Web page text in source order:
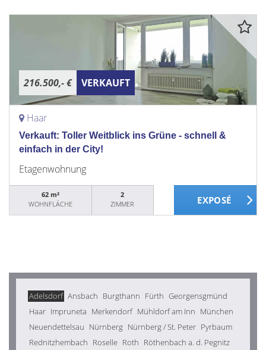
216.500,- € VERKAUFT
Haar
Verkauft: Toller Weitblick ins Grüne - schnell &
einfach in der City!
Etagenwohnung
62 m²
WOHNFLÄCHE
2
ZIMMER
Adelsdorf Ansbach Burgthann Fürth Georgensgmünd
Haar Impruneta Merkendorf Mühldorf am Inn München
Neuendettelsau Nürnberg Nürnberg / St. Peter Pyrbaum
Rednitzhembach Roselle Roth Röthenbach a. d. Pegnitz